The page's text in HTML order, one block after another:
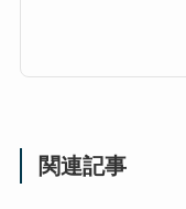
関連記事